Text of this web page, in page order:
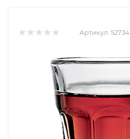
Артикул: 52734